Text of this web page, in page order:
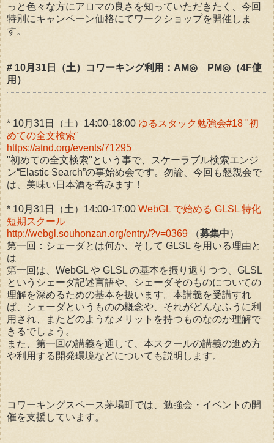
っと色々な方にアロマの良さを知っていただきたく、今回
特別にキャンペーン価格にてワークショップを開催しま
す。
# 10月31日（土）コワーキング利用：AM◎ PM◎（4F使
用）
* 10月31日（土）14:00-18:00 ゆるスタック勉強会#18 "初
めての全文検索"
https://atnd.org/events/71295
"初めての全文検索"という事で、スケーラブル検索エンジ
ン“Elastic Search”の事始め会です。勿論、今回も懇親会で
は、美味い日本酒を呑みます！
* 10月31日（土）14:00-17:00 WebGL で始める GLSL 特化
短期スクール
http://webgl.souhonzan.org/entry/?v=0369 （募集中）
第一回：シェーダとは何か、そして GLSL を用いる理由と
は
第一回は、WebGL や GLSL の基本を振り返りつつ、GLSL
というシェーダ記述言語や、シェーダそのものについての
理解を深めるための基本を扱います。本講義を受講すれ
ば、シェーダというものの概念や、それがどんなふうに利
用され、またどのようなメリットを持つものなのか理解で
きるでしょう。
また、第一回の講義を通して、本スクールの講義の進め方
や利用する開発環境などについても説明します。
コワーキングスペース茅場町では、勉強会・イベントの開
催を支援しています。